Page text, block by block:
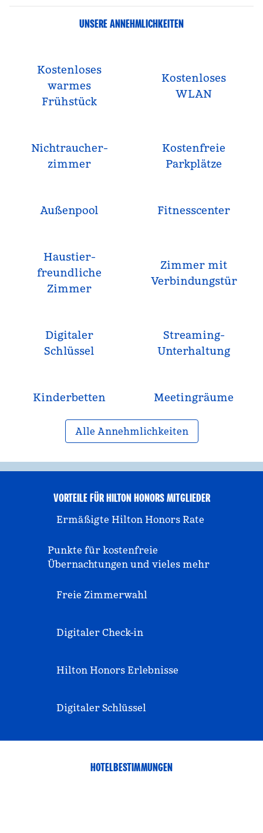
UNSERE ANNEHMLICHKEITEN
Kostenloses
warmes
Frühstück
Kostenloses
WLAN
Nichtraucher­
zimmer
Kostenfreie
Parkplätze
Außenpool Fitnesscenter
Haustier­
freundliche
Zimmer
Zimmer mit
Verbindungstür
Digitaler
Schlüssel
Streaming-
Unterhaltung
Kinderbetten Meeting­räume
Alle Annehmlichkeiten
VORTEILE FÜR HILTON HONORS MITGLIEDER
Ermäßigte Hilton Honors Rate
Punkte für kostenfreie
Übernachtungen und vieles mehr
Freie Zimmerwahl
Digitaler Check-in
Hilton Honors Erlebnisse
Digitaler Schlüssel
HOTELBESTIMMUNGEN